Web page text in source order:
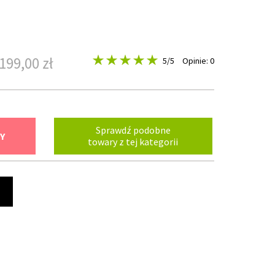
zł 5/5 Opinie: 0
Sprawdź podobne
towary z tej kategorii